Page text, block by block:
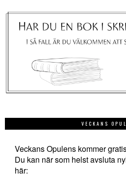
VECKANS
Veckans Opulens kommer
Du kan när som helst avsluta
här: